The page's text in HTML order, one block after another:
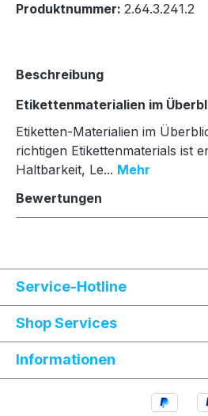
Produktnummer: 2.64.3.241.2
Beschreibung
Etikettenmaterialien im
Etiketten-Materialien im
richtigen Etikettenmaterials ist
Haltbarkeit, Le... Mehr
Bewertungen
Service-Hotline
Shop Services
Informationen